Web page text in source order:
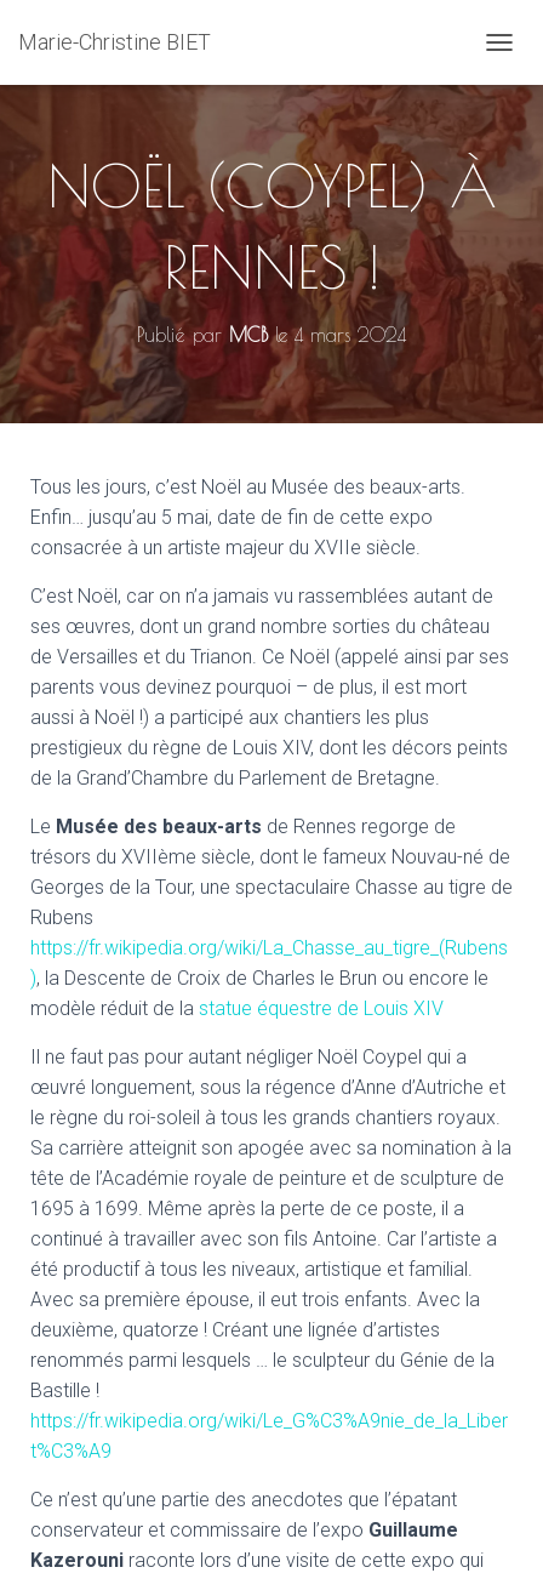
Marie-Christine BIET
É
N
A
NOËL (COYPEL) À
RENNES !
Publié par MCBle4 mars 2024
Tous les jours, c’est Noël au Musée des beaux-arts.
Enfin… jusqu’au 5 mai, date de fin de cette expo
consacrée à un artiste majeur du XVIIe siècle.
C’est Noël, car on n’a jamais vu rassemblées autant de
ses œuvres, dont un grand nombre sorties du château
de Versailles et du Trianon. Ce Noël (appelé ainsi par ses
parents vous devinez pourquoi – de plus, il est mort
aussi à Noël !) a participé aux chantiers les plus
prestigieux du règne de Louis XIV, dont les décors peints
de la Grand’Chambre du Parlement de Bretagne.
Le Musée des beaux-arts de Rennes regorge de
trésors du XVIIème siècle, dont le fameux Nouvau-né de
Georges de la Tour, une spectaculaire Chasse au tigre de
Rubens
https://fr.wikipedia.org/wiki/La_Chasse_au_tigre_(Rubens
), la Descente de Croix de Charles le Brun ou encore le
modèle réduit de la statue équestre de Louis XIV
Il ne faut pas pour autant négliger Noël Coypel qui a
œuvré longuement, sous la régence d’Anne d’Autriche et
le règne du roi-soleil à tous les grands chantiers royaux.
Sa carrière atteignit son apogée avec sa nomination à la
tête de l’Académie royale de peinture et de sculpture de
1695 à 1699. Même après la perte de ce poste, il a
continué à travailler avec son fils Antoine. Car l’artiste a
été productif à tous les niveaux, artistique et familial.
Avec sa première épouse, il eut trois enfants. Avec la
deuxième, quatorze ! Créant une lignée d’artistes
renommés parmi lesquels … le sculpteur du Génie de la
Bastille !
https://fr.wikipedia.org/wiki/Le_G%C3%A9nie_de_la_Liber
t%C3%A9
Ce n’est qu’une partie des anecdotes que l’épatant
conservateur et commissaire de l’expo Guillaume
Kazerouni raconte lors d’une visite de cette expo qui